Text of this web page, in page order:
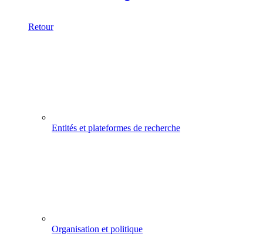
Retour
Entités et plateformes de recherche
Organisation et politique